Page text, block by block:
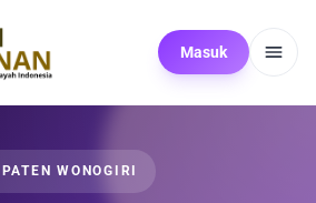
Masuk
WONOGIRI